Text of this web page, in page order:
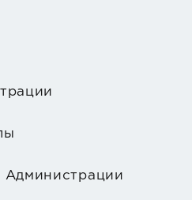
Администрации